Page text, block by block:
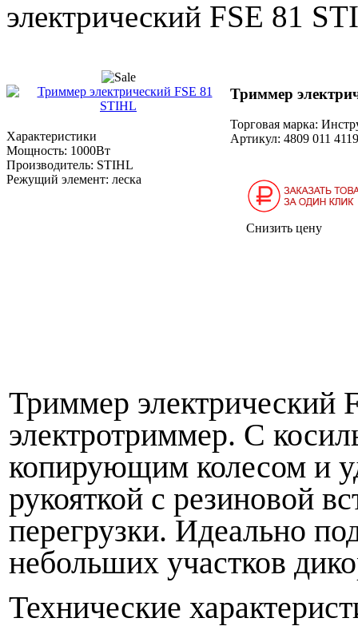
электрический FSE 81
Характеристики
Мощность: 1000Вт
Производитель: STIHL
Режущий элемент: леска
Триммер
Торговая марка:
Артикул: 4809 011 4119
Снизить цену
Триммер
электротриммер. С
копирующим колесом и
рукояткой с резиновой
перегрузки. Идеально
небольших участков
Технические